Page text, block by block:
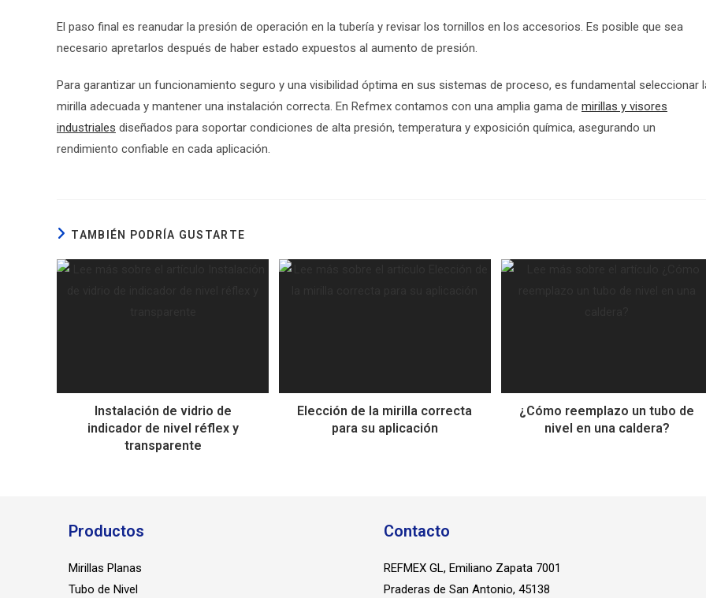
El paso final es reanudar la presión de operación en la tubería y revisar los tornillos en los accesorios. Es posible que sea
necesario apretarlos después de haber estado expuestos al aumento de presión.
Para garantizar un funcionamiento seguro y una visibilidad óptima en sus sistemas de proceso, es fundamental seleccionar
mirilla adecuada y mantener una instalación correcta. En Refmex contamos con una amplia gama de mirillas y visores
industriales diseñados para soportar condiciones de alta presión, temperatura y exposición química, asegurando un
rendimiento confiable en cada aplicación.
TAMBIÉN PODRÍA GUSTARTE
Instalación de vidrio de
indicador de nivel réflex y
transparente
Elección de la mirilla correcta
para su aplicación
¿Cómo reemplazo un tubo de
nivel en una caldera?
Productos
Mirillas Planas
Tubo de Nivel
Contacto
REFMEX GL, Emiliano Zapata 7001
Praderas de San Antonio, 45138